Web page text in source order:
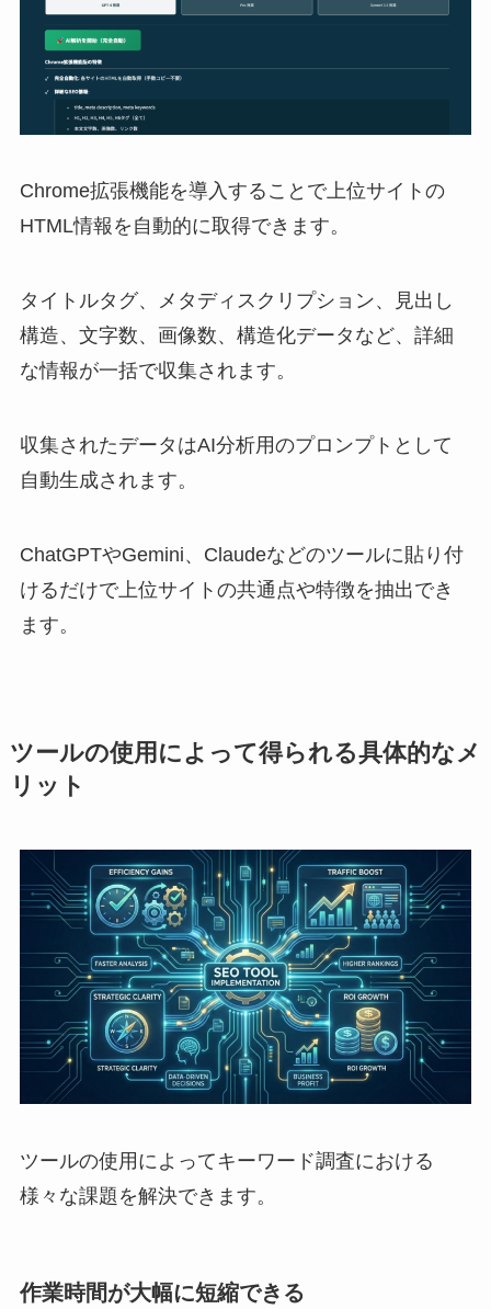
Chrome拡張機能を導入することで上位サイトの
HTML情報を自動的に取得できます。
タイトルタグ、メタディスクリプション、見出し
構造、文字数、画像数、構造化データなど、詳細
な情報が一括で収集されます。
収集されたデータはAI分析用のプロンプトとして
自動生成されます。
ChatGPTやGemini、Claudeなどのツールに貼り付
けるだけで上位サイトの共通点や特徴を抽出でき
ます。
ツールの使用によって得られる具体的なメ
リット
ツールの使用によってキーワード調査における
様々な課題を解決できます。
作業時間が大幅に短縮できる